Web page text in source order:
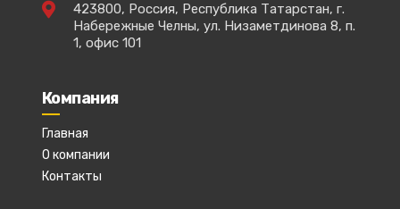
423800, Россия, Республика Татарстан, г.
Набережные Челны, ул. Низаметдинова 8, п.
1, офис 101
Компания
Главная
О компании
Контакты